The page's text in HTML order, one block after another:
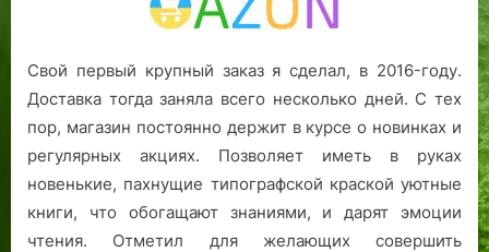
Свой первый крупный заказ я сделал, в 2016-году.
Доставка тогда заняла всего несколько дней. С тех
пор, магазин постоянно держит в курсе о новинках и
регулярных акциях. Позволяет иметь в руках
новенькие, пахнущие типографской краской уютные
книги, что обогащают знаниями, и дарят эмоции
чтения. Отметил для желающих совершить